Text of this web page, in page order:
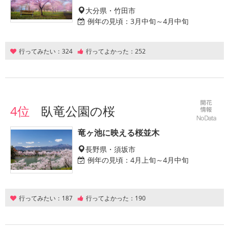
大分県・竹田市
例年の見頃： 3月中旬～4月中旬
行ってみたい： 324 行ってよかった： 252
4位 臥竜公園の桜
竜ヶ池に映える桜並木
長野県・須坂市
例年の見頃： 4月上旬～4月中旬
行ってみたい： 187 行ってよかった： 190